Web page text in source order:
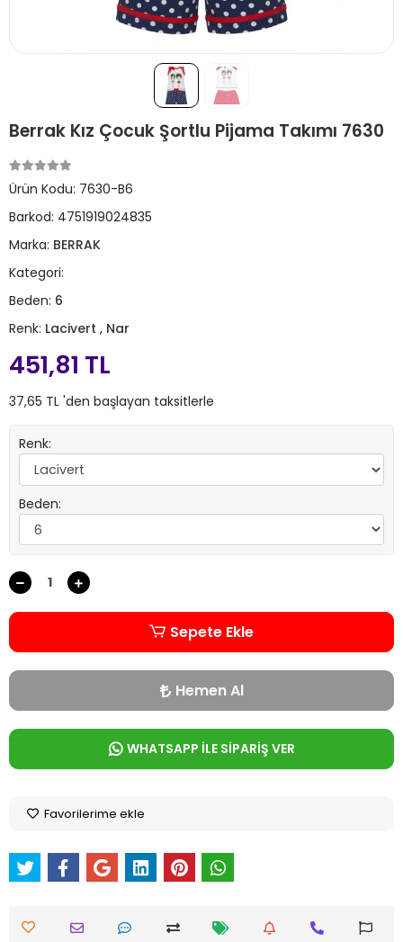
Berrak Kız Çocuk Şortlu Pijama Takımı 7630
Ürün Kodu: 7630-B6
Barkod: 4751919024835
Marka: BERRAK
Kategori:
Beden: 6
Renk: Lacivert , Nar
451,81 TL
37,65 TL 'den başlayan taksitlerle
Renk:
Beden:
Sepete Ekle
Hemen Al
WHATSAPP İLE SİPARİŞ VER
Favorilerime ekle